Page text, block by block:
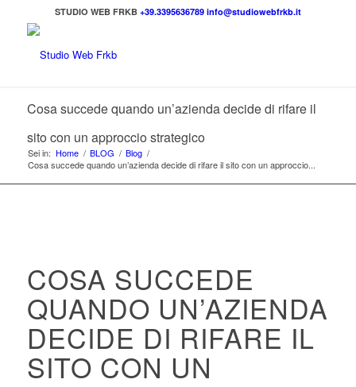
STUDIO WEB FRKB +39.3395636789 info@studiowebfrkb.it
Cosa succede quando un’azienda decide di rifare il
sito con un approccio strategico
Sei in: Home / BLOG / Blog /
Cosa succede quando un’azienda decide di rifare il sito con un approccio...
COSA SUCCEDE
QUANDO UN’AZIENDA
DECIDE DI RIFARE IL
SITO CON UN